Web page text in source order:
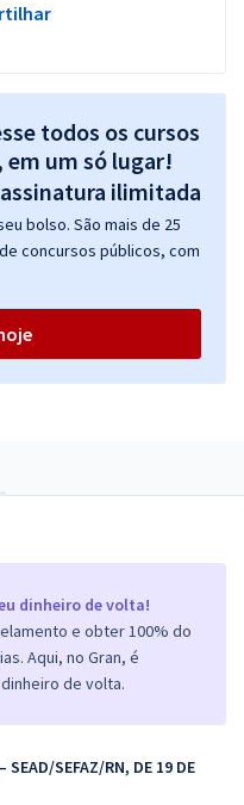
dinheiro de volta!
e obter 100% do
Aqui, no Gran, é
de volta.
SEAD/SEFAZ/RN, DE 19 DE
todos os cursos
em um só lugar!
bolso. São mais de 25
concursos públicos, com